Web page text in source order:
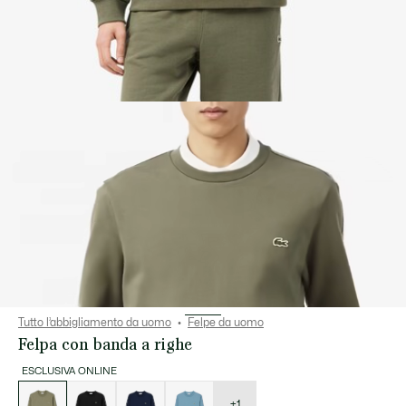
Tutto l’abbigliamento da uomo Felpe da uomo
Felpa con banda a righe
ESCLUSIVA ONLINE
delle
varianti